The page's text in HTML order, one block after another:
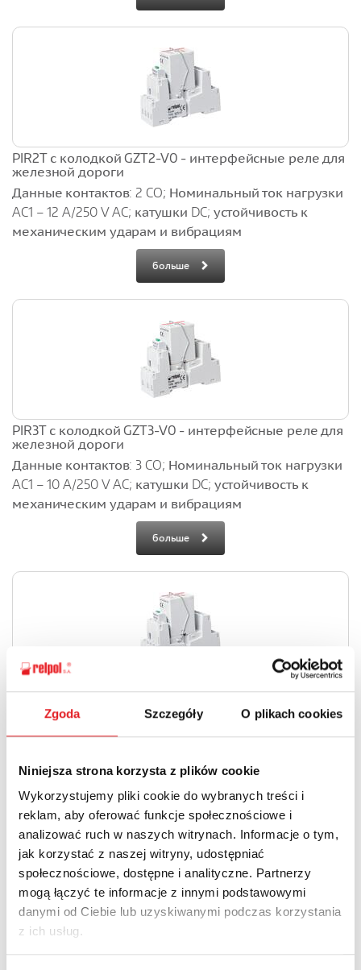
Zgoda Szczegóły O plikach cookies
Niniejsza strona korzysta z plików cookie
Wykorzystujemy pliki cookie do wybranych treści i
reklam, aby oferować funkcje społecznościowe i
analizować ruch w naszych witrynach. Informacje o tym,
jak korzystać z naszej witryny, udostępniać
społecznościowe, dostępne i analityczne. Partnerzy
mogą łączyć te informacje z innymi podstawowymi
danymi od Ciebie lub uzyskiwanymi podczas korzystania
z ich usług.
PIR2T с колодкой GZT2-V0 - интерфейсные реле для
железной дороги
Данные контактов: 2 CO; Номинальный ток нагрузки
AC1 – 12 A/250 V AC; катушки DC; устойчивость к
механическим ударам и вибрациям
больше
PIR3T с колодкой GZT3-V0 - интерфейсные реле для
железной дороги
Данные контактов: 3 CO; Номинальный ток нагрузки
AC1 – 10 A/250 V AC; катушки DC; устойчивость к
механическим ударам и вибрациям
больше
железной дороги
Данные контактов: 4 CO; Номинальный ток нагрузки
механическим ударам и вибрациям
больше